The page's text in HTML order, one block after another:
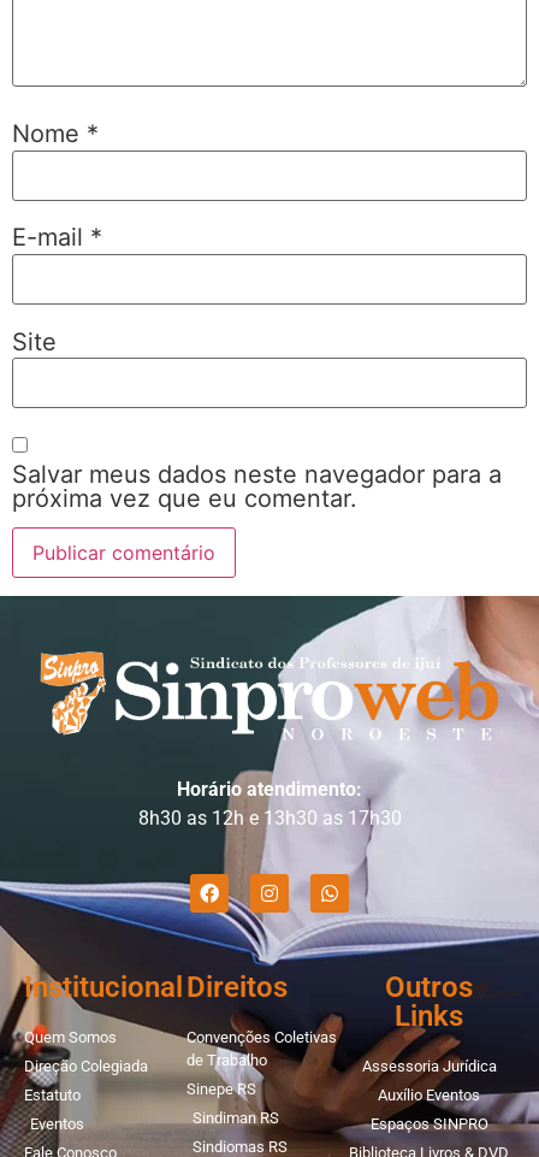
Nome *
E-mail *
Site
Salvar meus dados neste navegador para a
próxima vez que eu comentar.
Horário atendimento:
8h30 as 12h e 13h30 as 17h30
Institucional
Quem Somos
Direção Colegiada
Estatuto
Eventos
Fale Conosco
Direitos
Convenções Coletivas
de Trabalho
Sinepe RS
Sindiman RS
Sindiomas RS
Outros
Links
Assessoria Jurídica
Auxílio Eventos
Espaços SINPRO
Biblioteca Livros & DVD